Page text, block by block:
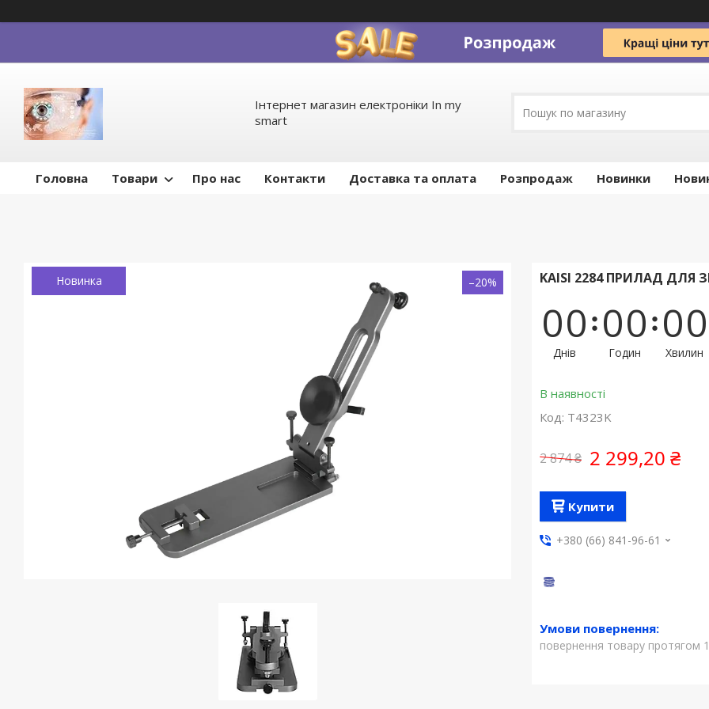
Інтернет магазин електроніки In my
smart
Головна Товари Про нас Контакти Доставка та оплата Pозпродаж Новинки
Новинка –20% KAISI 2284 ПРИЛАД ДЛЯ
00
Днів
00
Годин
00
Хвилин
В наявності
Код: T4323K
2 874 ₴ 2 299,20 ₴
Купити
+380 (66) 841-96-61
повернення товару протягом